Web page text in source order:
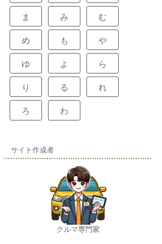
ま み む
め も や
ゆ よ ら
り る れ
ろ わ
サイト作成者
クルマ専門家